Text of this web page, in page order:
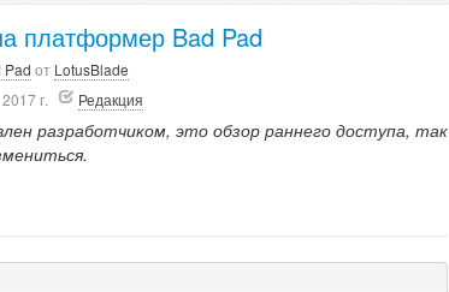
платформер Bad Pad
Pad от LotusBlade
г. Редакция
разработчиком, это обзор раннего доступа, так